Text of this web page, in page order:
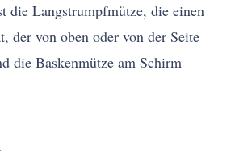
die Langstrumpfmütze, die einen
der von oben oder von der Seite
die Baskenmütze am Schirm